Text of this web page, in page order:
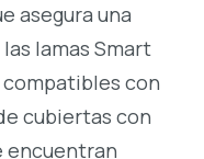
asegura una
lamas Smart
con
cubiertas con
encuentran